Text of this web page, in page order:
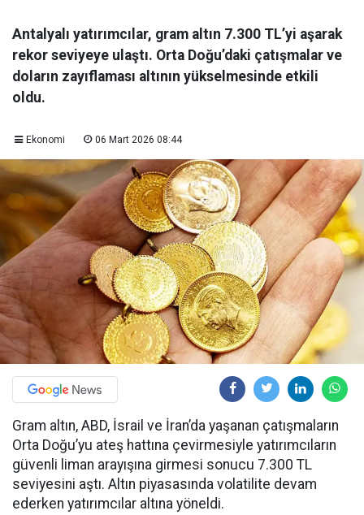
Antalyalı yatırımcılar, gram altın 7.300 TL’yi aşarak
rekor seviyeye ulaştı. Orta Doğu’daki çatışmalar ve
doların zayıflaması altının yükselmesinde etkili
oldu.
Ekonomi 06 Mart 2026 08:44
Gram altın, ABD, İsrail ve İran’da yaşanan çatışmaların
Orta Doğu’yu ateş hattına çevirmesiyle yatırımcıların
güvenli liman arayışına girmesi sonucu 7.300 TL
seviyesini aştı. Altın piyasasında volatilite devam
ederken yatırımcılar altına yöneldi.